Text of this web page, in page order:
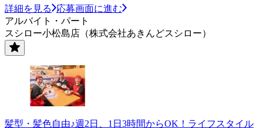
詳細を見る
応募画面に進む
アルバイト・パート
スシロー小松島店（株式会社あきんどスシロー）
髪型・髪色自由♪週2日、1日3時間からOK！ライフスタイル